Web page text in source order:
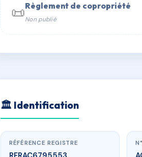
📞 Contacter Syndic Digital 💬
📜Règlement de copropriété
Non publié
🏛 Identification
RÉFÉRENCE REGISTRE